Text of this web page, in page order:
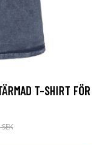
T-SHIRT FÖR